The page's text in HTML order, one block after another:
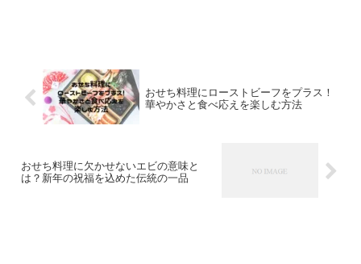
おせち料理にローストビーフをプラス！
華やかさと食べ応えを楽しむ方法
おせち料理に欠かせないエビの意味と
は？新年の祝福を込めた伝統の一品